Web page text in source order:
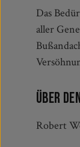
Das
aller
Über
Robert